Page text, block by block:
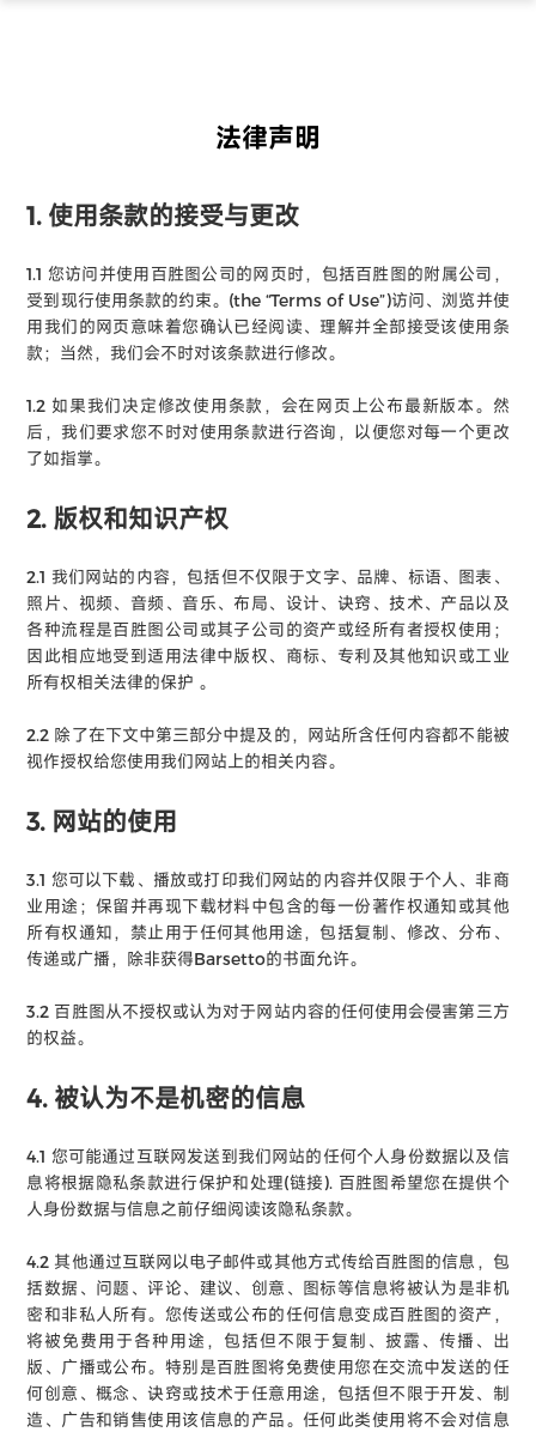
法律声明
1. 使用条款的接受与更改
1.1 您访问并使用百胜图公司的网页时，包括百胜图的附属公司，
受到现行使用条款的约束。(the “Terms of Use”)访问、浏览并使
用我们的网页意味着您确认已经阅读、理解并全部接受该使用条
款；当然，我们会不时对该条款进行修改。
1.2 如果我们决定修改使用条款，会在网页上公布最新版本。然
后，我们要求您不时对使用条款进行咨询，以便您对每一个更改
了如指掌。
2. 版权和知识产权
2.1 我们网站的内容，包括但不仅限于文字、品牌、标语、图表、
照片、视频、音频、音乐、布局、设计、诀窍、技术、产品以及
各种流程是百胜图公司或其子公司的资产或经所有者授权使用；
因此相应地受到适用法律中版权、商标、专利及其他知识或工业
所有权相关法律的保护 。
2.2 除了在下文中第三部分中提及的，网站所含任何内容都不能被
视作授权给您使用我们网站上的相关内容。
3. 网站的使用
3.1 您可以下载、播放或打印我们网站的内容并仅限于个人、非商
业用途；保留并再现下载材料中包含的每一份著作权通知或其他
所有权通知，禁止用于任何其他用途，包括复制、修改、分布、
传递或广播，除非获得Barsetto的书面允许。
3.2 百胜图从不授权或认为对于网站内容的任何使用会侵害第三方
的权益。
4. 被认为不是机密的信息
4.1 您可能通过互联网发送到我们网站的任何个人身份数据以及信
息将根据隐私条款进行保护和处理(链接). 百胜图希望您在提供个
人身份数据与信息之前仔细阅读该隐私条款。
4.2 其他通过互联网以电子邮件或其他方式传给百胜图的信息，包
括数据、问题、评论、建议、创意、图标等信息将被认为是非机
密和非私人所有。您传送或公布的任何信息变成百胜图的资产，
将被免费用于各种用途，包括但不限于复制、披露、传播、出
版、广播或公布。特别是百胜图将免费使用您在交流中发送的任
何创意、概念、诀窍或技术于任意用途，包括但不限于开发、制
造、广告和销售使用该信息的产品。任何此类使用将不会对信息